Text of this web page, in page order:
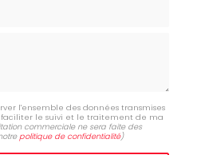
l'ensemble des données transmises
le suivi et le traitement de ma
commerciale ne sera faite des
politique de confidentialité)